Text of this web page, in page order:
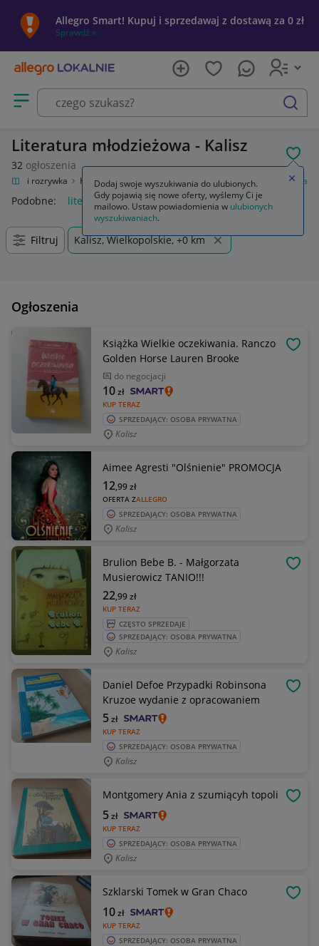
Allegro Smart! Kupuj i sprzedawaj z dostawą za 0 zł
Sprawdź »
Otwórz menu z kategoriami
szukaj
Literatura młodzieżowa - Kalisz
32 ogłoszenia
i rozrywka Książki Książki dla młodzieży Literatura młodzieżowa
Podobne: literatura młodzieżowa
Filtruj Kalisz, Wielkopolskie, +0 km
Ogłoszenia
Książka Wielkie oczekiwania. Ranczo
Golden Horse Lauren Brooke
do negocjacji
KUP TERAZ
10zł
SPRZEDAJĄCY: OSOBA PRYWATNA
Kalisz
Aimee Agresti "Olśnienie" PROMOCJA
OFERTA ZALLEGRO
12,99zł
SPRZEDAJĄCY: OSOBA PRYWATNA
Kalisz
Brulion Bebe B. - Małgorzata
Musierowicz TANIO!!!
KUP TERAZ
22,99zł
CZĘSTO SPRZEDAJE
SPRZEDAJĄCY: OSOBA PRYWATNA
Kalisz
Daniel Defoe Przypadki Robinsona
Kruzoe wydanie z opracowaniem
KUP TERAZ
5zł
SPRZEDAJĄCY: OSOBA PRYWATNA
Kalisz
Montgomery Ania z szumiącyh topoli
KUP TERAZ
5zł
SPRZEDAJĄCY: OSOBA PRYWATNA
Kalisz
Szklarski Tomek w Gran Chaco
KUP TERAZ
10zł
SPRZEDAJĄCY: OSOBA PRYWATNA
Dodaj swoje wyszukiwania do ulubionych.
Gdy pojawią się nowe oferty, wyślemy Ci je
mailowo. Ustaw powiadomienia w ulubionych
wyszukiwaniach.